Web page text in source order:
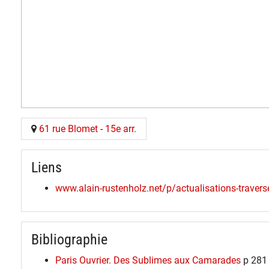
61 rue Blomet - 15e arr.
Liens
www.alain-rustenholz.net/p/actualisations-
Bibliographie
Paris Ouvrier. Des Sublimes aux Camarades p 281